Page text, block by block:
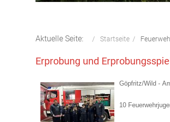
Aktuelle Seite: Startseite
Erprobung und
Göpfritz/Wild -
10